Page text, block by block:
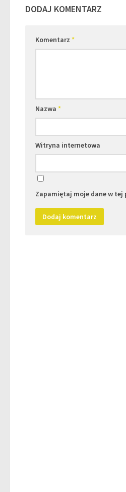
DODAJ KOMENTARZ
Komentarz *
Nazwa *
Witryna internetowa
Zapamiętaj moje dane w